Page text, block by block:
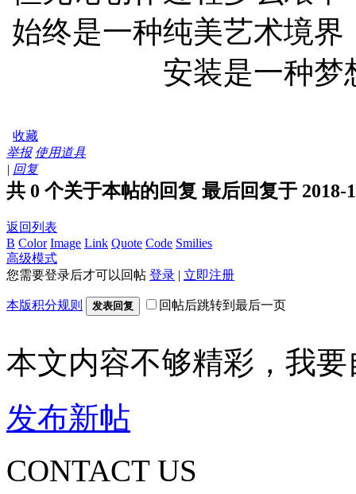
始终是一种纯美艺术境
安装是一种梦
收藏
举报 使用道具
| 回复
共 0 个关于本帖的回复 最后回复于 2018-
返回列表
B Color Image Link Quote Code Smilies
高级模式
您需要登录后才可以回帖 登录 | 立即注册
本版积分规则 发表回复 回帖后跳转到最后一页
本文内容不够精彩，我
发布新帖
CONTACT US